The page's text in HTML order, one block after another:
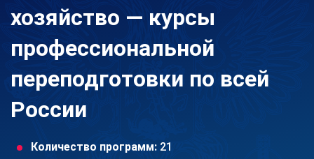
хозяйство — курсы
профессиональной
переподготовки по всей
России
Количество программ: 21